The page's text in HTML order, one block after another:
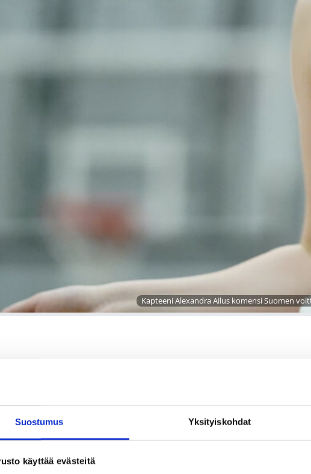
Suostumus Yksityiskohdat
käyttää evästeitä
Kapteeni Alexandra Ailus komensi Suomen
olemaan parhaimmillaan
tällä kaudella vuoden kokeneempi. Nuorta runkoa on pyritty